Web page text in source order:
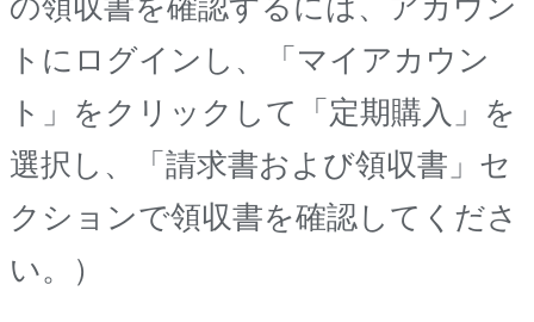
トにログインし、「マイアカウン
ト」をクリックして「定期購入」を
選択し、「請求書および領収書」セ
クションで領収書を確認してくださ
い。）